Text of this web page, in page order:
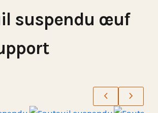
suspendu œuf